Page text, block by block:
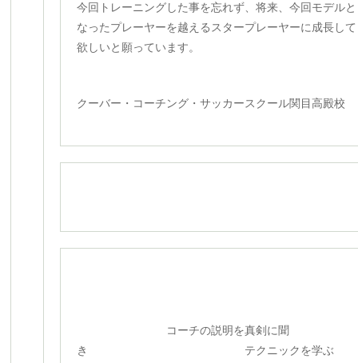
今回トレーニングした事を忘れず、将来、今回モデルと
なったプレーヤーを越えるスタープレーヤーに成長して
欲しいと願っています。
クーバー・コーチング・サッカースクール関目高殿校
コーチの説明を真剣に聞
き テクニックを学ぶ